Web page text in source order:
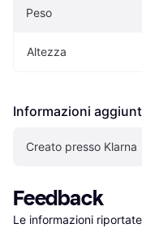
Peso
Altezza
Informazioni
Creato presso Klarna
Feedback
Le informazioni